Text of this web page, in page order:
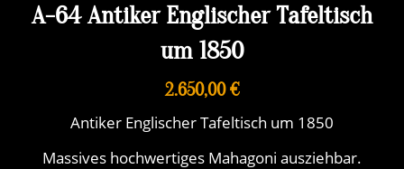
A-64 Antiker Englischer Tafeltisch
um 1850
2.650,00 €
Antiker Englischer Tafeltisch um 1850
Massives hochwertiges Mahagoni ausziehbar.